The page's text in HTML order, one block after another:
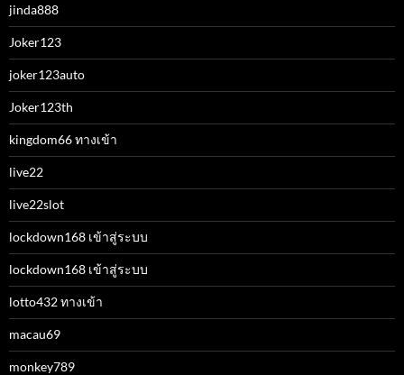
jinda888
Joker123
joker123auto
Joker123th
kingdom66 ทางเข้า
live22
live22slot
lockdown168 เข้าสู่ระบบ
lockdown168 เข้าสู่ระบบ
lotto432 ทางเข้า
macau69
monkey789